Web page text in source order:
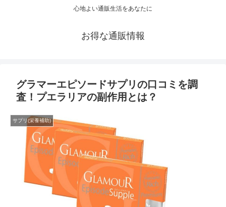
心地よい通販生活をあなたに
お得な通販情報
グラマーエピソードサプリの口コミを調
査！プエラリアの副作用とは？
サプリ(栄養補助)